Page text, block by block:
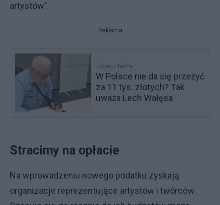
artystów".
Reklama
Zobacz także
W Polsce nie da się przeżyć
za 11 tys. złotych? Tak
uważa Lech Wałęsa
Stracimy na opłacie
Na wprowadzeniu nowego podatku zyskają
organizacje reprezentujące artystów i twórców.